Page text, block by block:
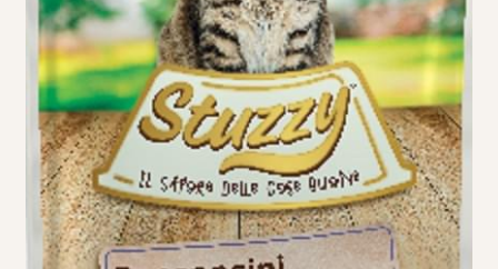
Τσάντες μεταφοράς
Επικοινωνία
Φροντίδα – Είδη Υγιεινής